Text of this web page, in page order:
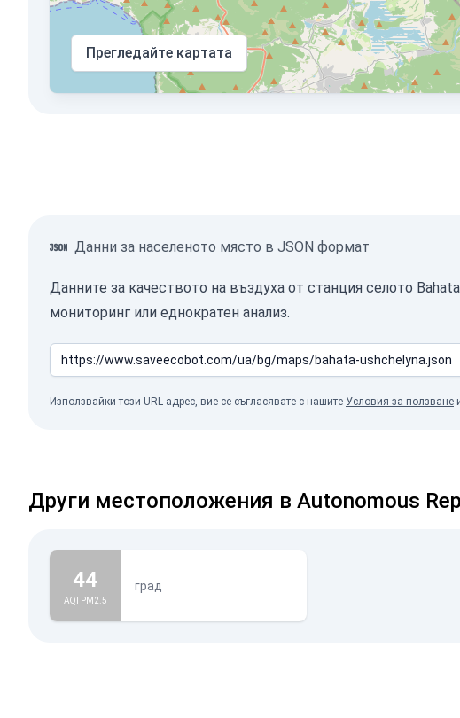
Прегледайте картата
Данни за населеното място в JSON формат
Данните за качеството на въздуха от станция селото
мониторинг или еднократен анализ.
Използвайки този URL адрес, вие се съгласявате с нашите Условия за ползване
Други местоположения в Autonomous
44
AQI PM2.5
град